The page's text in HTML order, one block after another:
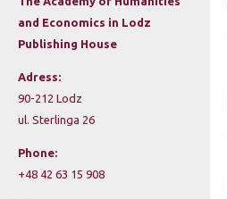
m
and Economics in Lodz
Publishing House
Adress:
90-212 Lodz
ul. Sterlinga 26
Phone:
+48 42 63 15 908